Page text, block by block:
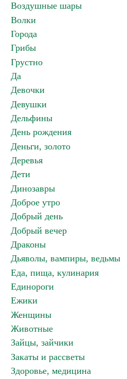
Воздушные шары
Волки
Города
Грибы
Грустно
Да
Девочки
Девушки
Дельфины
День рождения
Деньги, золото
Деревья
Дети
Динозавры
Доброе утро
Добрый день
Добрый вечер
Драконы
Дьяволы, вампиры, ведьмы
Еда, пища, кулинария
Единороги
Ежики
Женщины
Животные
Зайцы, зайчики
Закаты и рассветы
Здоровье, медицина